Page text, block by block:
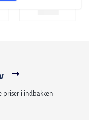
priser i indbakken